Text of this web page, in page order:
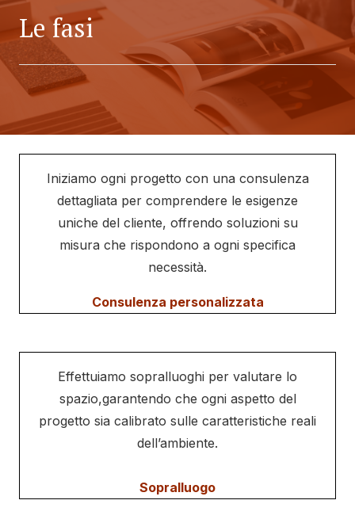
Le fasi
Iniziamo ogni progetto con una consulenza
dettagliata per comprendere le esigenze
uniche del cliente, offrendo soluzioni su
misura che rispondono a ogni specifica
necessità.
Consulenza personalizzata
Effettuiamo sopralluoghi per valutare lo
spazio,garantendo che ogni aspetto del
progetto sia calibrato sulle caratteristiche reali
dell’ambiente.
Sopralluogo